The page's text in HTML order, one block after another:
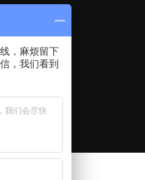
，麻烦留下
，我们看到